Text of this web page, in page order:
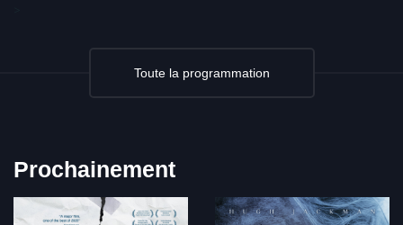
Toute la programmation
Prochainement